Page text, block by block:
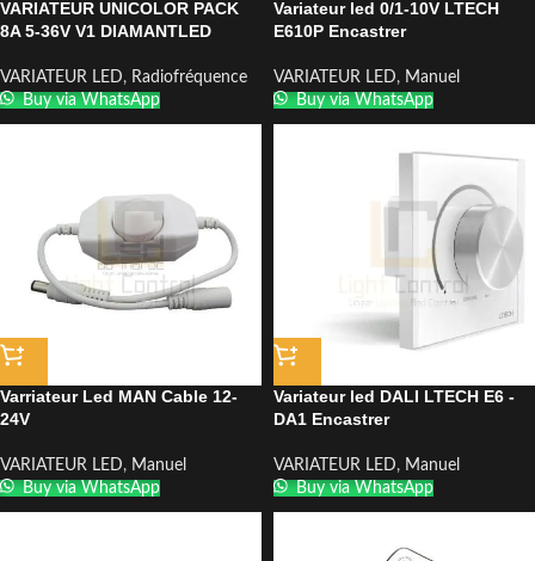
VARIATEUR UNICOLOR PACK
8A 5-36V V1 DIAMANTLED
VARIATEUR LED, Radiofréquence
Buy via WhatsApp
Variateur led 0/1-10V LTECH
E610P Encastrer
VARIATEUR LED, Manuel
Buy via WhatsApp
Varriateur Led MAN Cable 12-
24V
VARIATEUR LED, Manuel
Buy via WhatsApp
Variateur led DALI LTECH E6 -
DA1 Encastrer
VARIATEUR LED, Manuel
Buy via WhatsApp